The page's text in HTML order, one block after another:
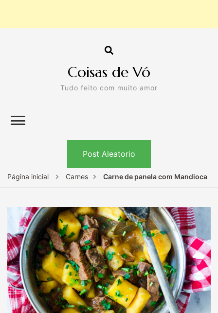
Coisas de Vó
Tudo feito com muito amor
Post Aleatorio
Página inicial Carnes Carne de panela com Mandioca